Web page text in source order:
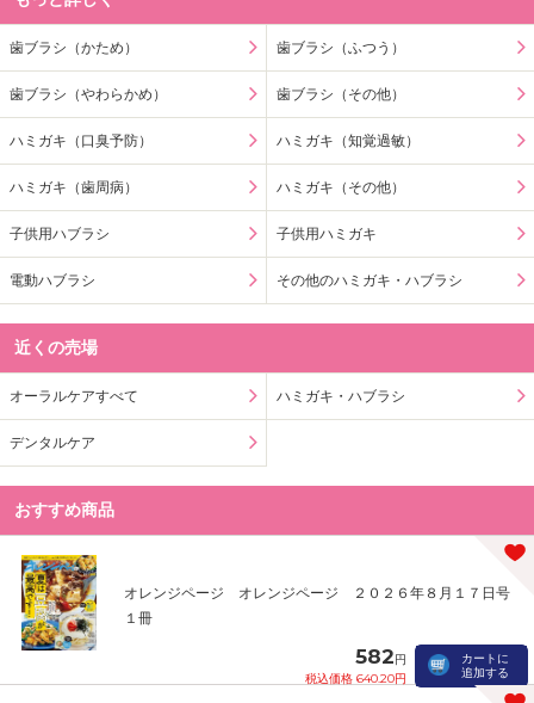
歯ブラシ（かため） 歯ブラシ（ふつう）
歯ブラシ（やわらかめ） 歯ブラシ（その他）
ハミガキ（口臭予防） ハミガキ（知覚過敏）
ハミガキ（歯周病） ハミガキ（その他）
子供用ハブラシ 子供用ハミガキ
電動ハブラシ その他のハミガキ・ハブラシ
近くの売場
オーラルケアすべて ハミガキ・ハブラシ
デンタルケア
おすすめ商品
オレンジページ オレンジページ ２０２６年８月１７日号
１冊
582円
税込価格 640.20円
カートに
追加する